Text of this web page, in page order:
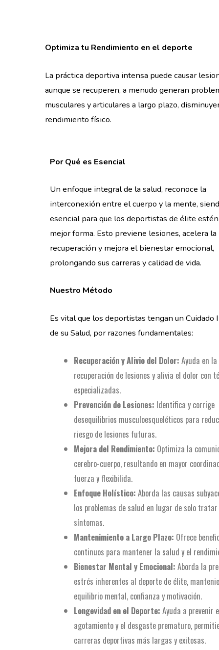
Optimiza tu Rendimiento en el deporte
La práctica deportiva intensa puede causar
aunque se recuperen, a menudo generan
musculares y articulares a largo plazo,
rendimiento físico.
Por Qué es Esencial
Un enfoque integral de la salud, reconoce la
interconexión entre el cuerpo y la mente,
esencial para que los deportistas de élite
mejor forma. Esto previene lesiones, acelera la
recuperación y mejora el bienestar emocional,
prolongando sus carreras y calidad de vida.
Nuestro Método
Es vital que los deportistas tengan un Cuidado
de su Salud, por razones fundamentales:
Recuperación y Alivio del Dolor:Ayuda en la
recuperación de lesiones y alivia el dolor con
especializadas.
Prevención de Lesiones: Identifica y corrige
desequilibrios musculoesqueléticos para
riesgo de lesiones futuras.
Mejora del Rendimiento: Optimiza la
cerebro-cuerpo, resultando en mayor
fuerza y flexibilida.
Enfoque Holístico:Aborda las causas
los problemas de salud en lugar de solo
síntomas.
Mantenimiento a Largo Plazo: Ofrece
continuos para mantener la salud y el
Bienestar Mental y Emocional:Aborda la
estrés inherentes al deporte de élite,
equilibrio mental, confianza y motivación.
Longevidad en el Deporte:Ayuda a prevenir
agotamiento y el desgaste prematuro,
carreras deportivas más largas y exitosas.